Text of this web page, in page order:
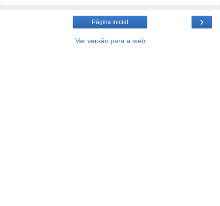
›
Página inicial
Ver versão para a web